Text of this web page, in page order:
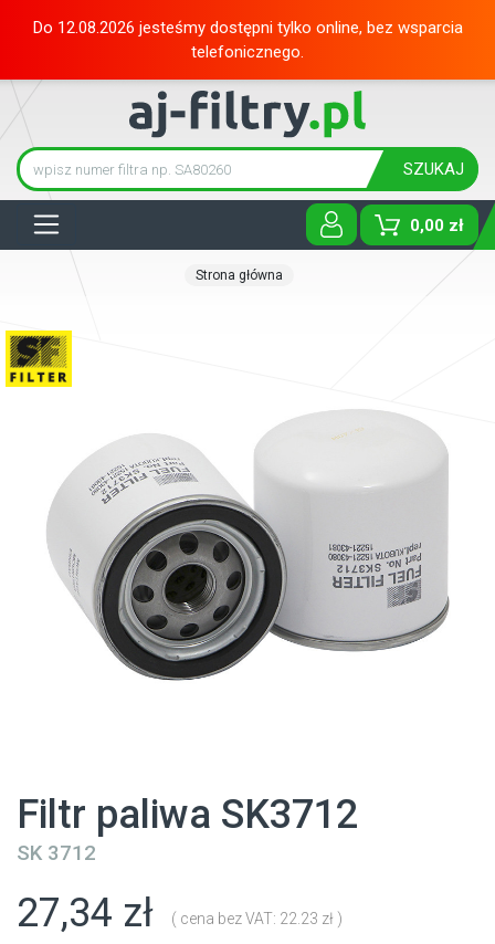
Do 12.08.2026 jesteśmy dostępni tylko online, bez wsparcia
telefonicznego.
SZUKAJ
0,00 zł
Strona główna
Filtr paliwa SK3712
SK 3712
27,34 zł ( cena bez VAT: 22.23 zł )